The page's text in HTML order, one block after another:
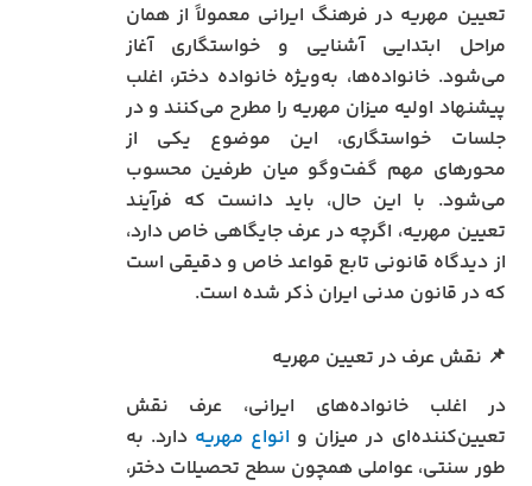
تعیین مهریه در فرهنگ ایرانی معمولاً از همان
مراحل ابتدایی آشنایی و خواستگاری آغاز
می‌شود. خانواده‌ها، به‌ویژه خانواده دختر، اغلب
پیشنهاد اولیه میزان مهریه را مطرح می‌کنند و در
جلسات خواستگاری، این موضوع یکی از
محورهای مهم گفت‌وگو میان طرفین محسوب
می‌شود. با این حال، باید دانست که فرآیند
تعیین مهریه، اگرچه در عرف جایگاهی خاص دارد،
از دیدگاه قانونی تابع قواعد خاص و دقیقی است
که در قانون مدنی ایران ذکر شده است.
📌 نقش عرف در تعیین مهریه
در اغلب خانواده‌های ایرانی، عرف نقش
تعیین‌کننده‌ای در میزان و انواع مهریه دارد. به
طور سنتی، عواملی همچون سطح تحصیلات دختر،